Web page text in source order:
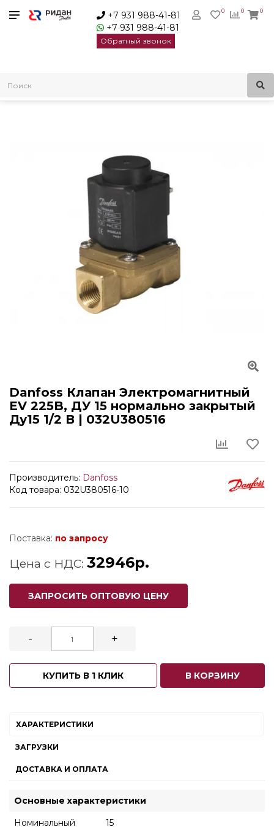
+7 931 988-41-81
+7 931 988-41-81
Обратный звонок
0
0 0
Электромагнитные клапаны
Danfoss Клапан Электромагнитный EV 225B, ДУ 15 нормально
закрытый Ду15 1/2 В | 032U380516
Danfoss Клапан Электромагнитный
EV 225B, ДУ 15 нормально закрытый
Ду15 1/2 В | 032U380516
Производитель: Danfoss
Код товара: 032U380516-10
Поставка: по запросу
Цена с НДС: 32946р.
ЗАПРОСИТЬ ОПТОВУЮ ЦЕНУ
- +
КУПИТЬ В 1 КЛИК В КОРЗИНУ
ХАРАКТЕРИСТИКИ
ЗАГРУЗКИ
ДОСТАВКА И ОПЛАТА
Основные характеристики
Номинальный
15